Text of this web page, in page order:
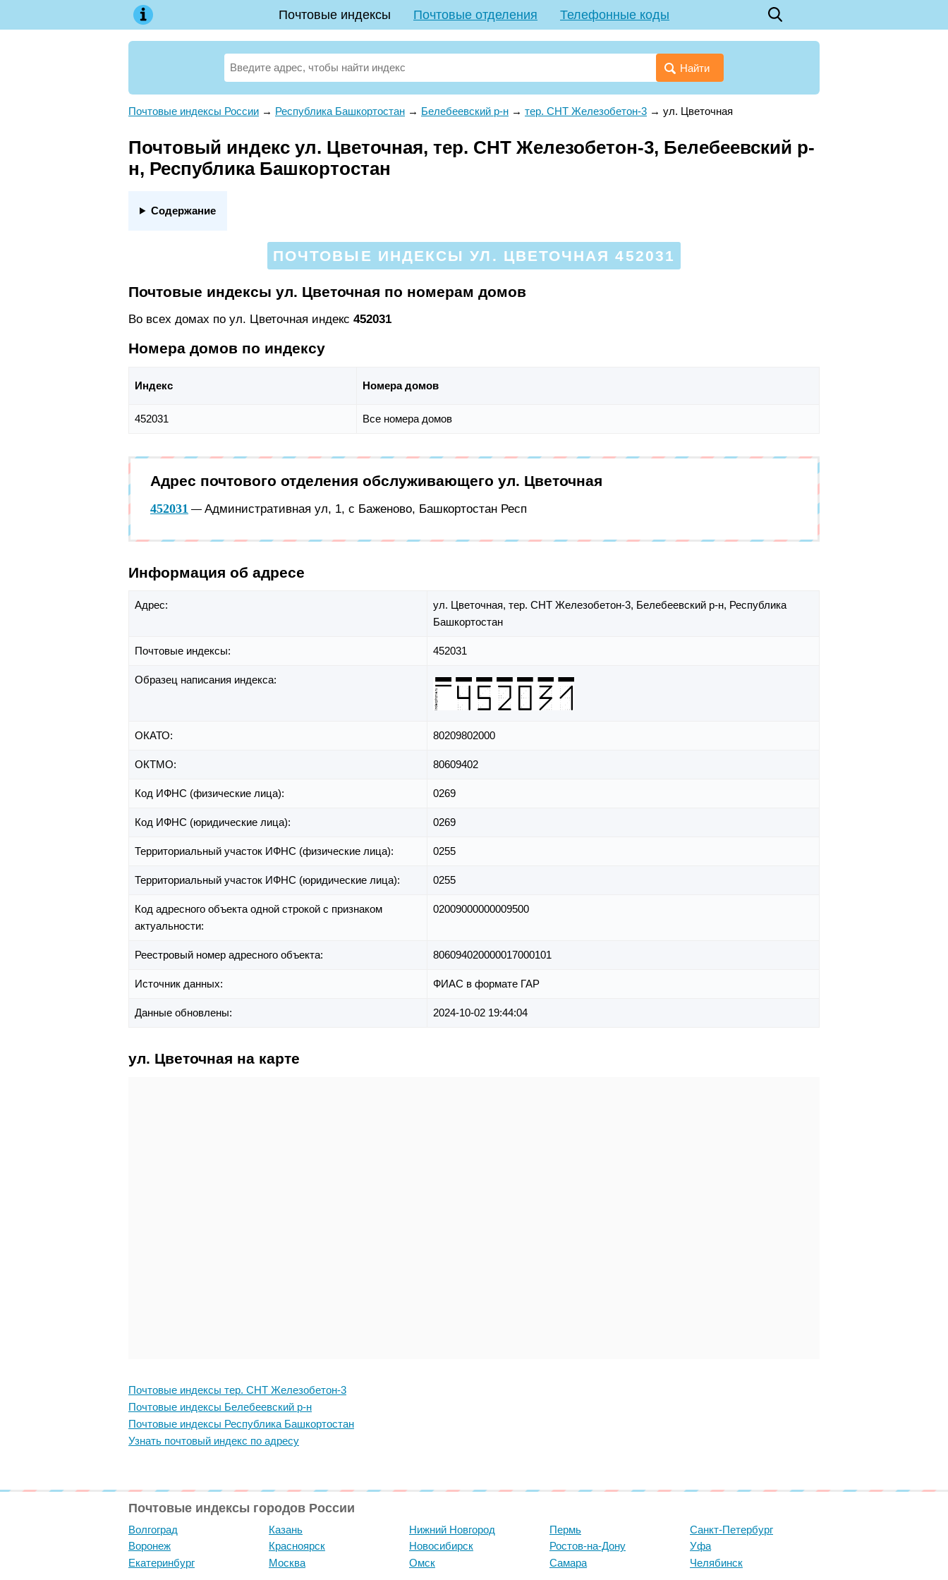
Почтовые индексы Почтовые отделения Телефонные коды
Найти
Почтовые индексы России → Республика Башкортостан → Белебеевский р-н → тер. СНТ Железобетон-3 → ул. Цветочная
Почтовый индекс ул. Цветочная, тер. СНТ Железобетон-3, Белебеевский р-
н, Республика Башкортостан
Содержание
ПОЧТОВЫЕ ИНДЕКСЫ УЛ. ЦВЕТОЧНАЯ 452031
Почтовые индексы ул. Цветочная по номерам домов
Во всех домах по ул. Цветочная индекс 452031
Номера домов по индексу
Индекс Номера домов
452031 Все номера домов
Адрес почтового отделения обслуживающего ул. Цветочная
452031 — Административная ул, 1, с Баженово, Башкортостан Респ
Информация об адресе
Адрес: ул. Цветочная, тер. СНТ Железобетон-3, Белебеевский р-н, Республика
Башкортостан
Почтовые индексы: 452031
Образец написания индекса:
ОКАТО: 80209802000
ОКТМО: 80609402
Код ИФНС (физические лица): 0269
Код ИФНС (юридические лица): 0269
Территориальный участок ИФНС (физические лица): 0255
Территориальный участок ИФНС (юридические лица): 0255
Код адресного объекта одной строкой с признаком
актуальности:
02009000000009500
Реестровый номер адресного объекта: 806094020000017000101
Источник данных: ФИАС в формате ГАР
Данные обновлены: 2024-10-02 19:44:04
ул. Цветочная на карте
Почтовые индексы тер. СНТ Железобетон-3
Почтовые индексы Белебеевский р-н
Почтовые индексы Республика Башкортостан
Узнать почтовый индекс по адресу
Почтовые индексы городов России
Волгоград
Воронеж
Екатеринбург
Казань
Красноярск
Москва
Нижний Новгород
Новосибирск
Омск
Пермь
Ростов-на-Дону
Самара
Санкт-Петербург
Уфа
Челябинск